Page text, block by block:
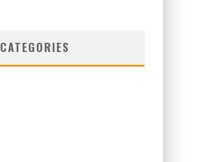
CATEGORIES